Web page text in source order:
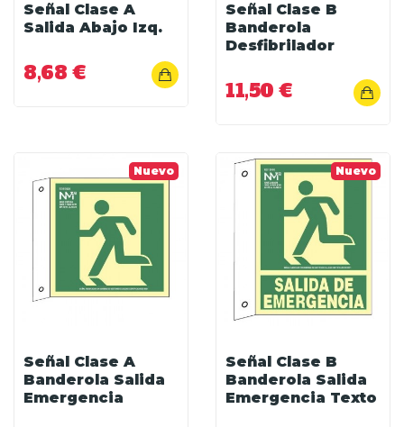
Señal Clase A
Salida Abajo Izq.
8,68 €
Señal Clase B
Banderola
Desfibrilador
11,50 €
Nuevo
Señal Clase A
Banderola Salida
Emergencia
Nuevo
Señal Clase B
Banderola Salida
Emergencia Texto